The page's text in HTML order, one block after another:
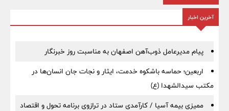
آخرین اخبار
پیام مدیرعامل ذوب‌آهن اصفهان به مناسبت روز خبرنگار
اربعین؛ حماسه باشکوه خدمت، ایثار و نجات جان انسان‌ها در
مکتب سیدالشهدا (ع)
ممیزی بیمه آسیا / کارآمدی ستاد در ترازوی برنامه تحول و اقتصاد